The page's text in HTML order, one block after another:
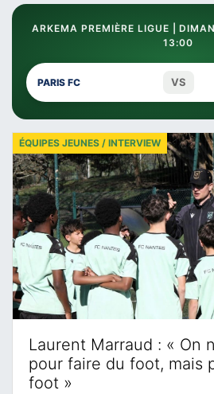
ARKEMA PREMIÈRE LIGUE |
13:00
PARIS FC VS
Laurent Marraud : « On
pour faire du foot, mais
foot »
ÉQUIPES JEUNES / INTERVIEW